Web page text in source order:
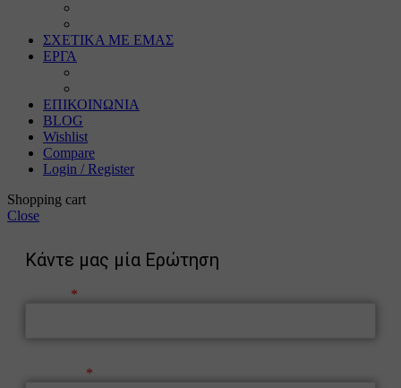
ΣΧΕΤΙΚΑ ΜΕ ΕΜΑΣ
ΕΡΓΑ
ΕΠΙΚΟΙΝΩΝΙΑ
BLOG
Wishlist
Compare
Login / Register
Shopping cart
Close
Κάντε μας μία Ερώτηση